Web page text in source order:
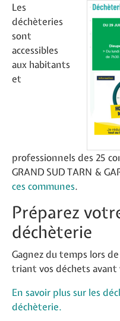
Les
déchèteries
sont
accessibles
aux habitants
et
professionnels des 25
GRAND SUD TARN &
ces communes.
Préparez
déchèterie
Gagnez du temps lors
triant vos déchets
En savoir plus sur les
déchèterie.